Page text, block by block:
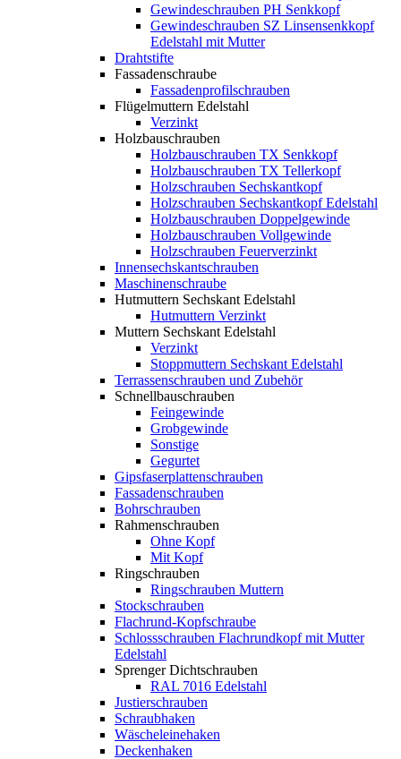
Gewindeschrauben PH Senkkopf
Gewindeschrauben SZ Linsensenkkopf
Edelstahl mit Mutter
Drahtstifte
Fassadenschraube
Fassadenprofilschrauben
Flügelmuttern Edelstahl
Verzinkt
Holzbauschrauben
Holzbauschrauben TX Senkkopf
Holzbauschrauben TX Tellerkopf
Holzschrauben Sechskantkopf
Holzschrauben Sechskantkopf Edelstahl
Holzbauschrauben Doppelgewinde
Holzbauschrauben Vollgewinde
Holzschrauben Feuerverzinkt
Innensechskantschrauben
Maschinenschraube
Hutmuttern Sechskant Edelstahl
Hutmuttern Verzinkt
Muttern Sechskant Edelstahl
Verzinkt
Stoppmuttern Sechskant Edelstahl
Terrassenschrauben und Zubehör
Schnellbauschrauben
Feingewinde
Grobgewinde
Sonstige
Gegurtet
Gipsfaserplattenschrauben
Fassadenschrauben
Bohrschrauben
Rahmenschrauben
Ohne Kopf
Mit Kopf
Ringschrauben
Ringschrauben Muttern
Stockschrauben
Flachrund-Kopfschraube
Schlossschrauben Flachrundkopf mit Mutter
Edelstahl
Sprenger Dichtschrauben
RAL 7016 Edelstahl
Justierschrauben
Schraubhaken
Wäscheleinehaken
Deckenhaken